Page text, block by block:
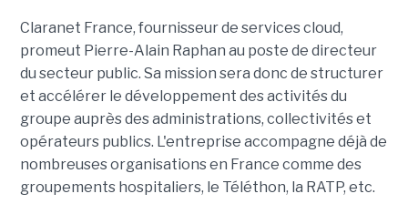
Claranet France, fournisseur de services cloud,
promeut Pierre-Alain Raphan au poste de directeur
du secteur public. Sa mission sera donc de structurer
et accélérer le développement des activités du
groupe auprès des administrations, collectivités et
opérateurs publics. L'entreprise accompagne déjà de
nombreuses organisations en France comme des
groupements hospitaliers, le Téléthon, la RATP, etc.